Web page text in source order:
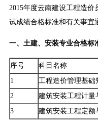
2015年度云南建设工程造
试成绩合格标准和有关事宜
一、土建、安装专业合格标
序号
科目名称
1
工程造价管理基础
2
建筑安装工程计量
3
建筑安装工程定额